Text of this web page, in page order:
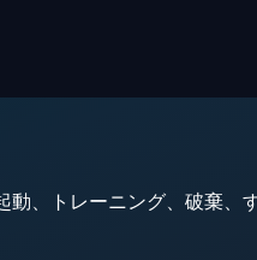
、トレーニング、破棄、